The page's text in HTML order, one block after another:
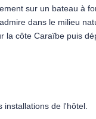
sur un bateau à
dans le milieu
côte Caraïbe puis
de l'hôtel.